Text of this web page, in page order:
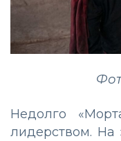
Недолго
лидерством. На